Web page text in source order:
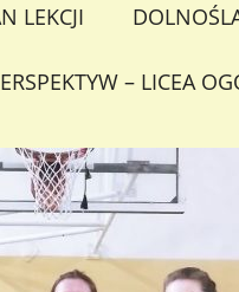
LEKCJI
– LICEA